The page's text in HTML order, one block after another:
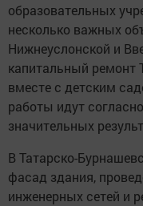
образовательных
несколько важных
Нижнеуслонской и
капитальный ремонт
вместе с детским
работы идут
значительных
В Татарско-
фасад здания,
инженерных сетей и